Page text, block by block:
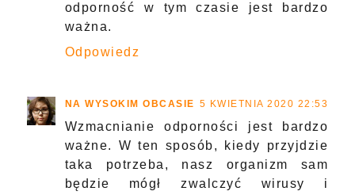
odporność w tym czasie jest bardzo
ważna.
Odpowiedz
NA WYSOKIM OBCASIE 5 KWIETNIA 2020 22:53
Wzmacnianie odporności jest bardzo
ważne. W ten sposób, kiedy przyjdzie
taka potrzeba, nasz organizm sam
będzie mógł zwalczyć wirusy i